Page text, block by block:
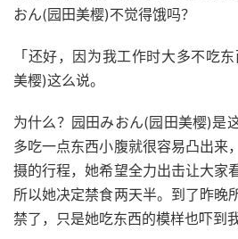
おん(园田美樱)不觉得饿吗？
「还好，因为我工作时大多不吃
美樱)这么说。
为什么？园田みおん(园田美樱)是
多吃一点东西小腹就很容易凸出来
摄的行程，她希望全力出击让大家
所以她决定禁食两天半。到了昨晚
禁了，只是她吃东西的模样也吓到